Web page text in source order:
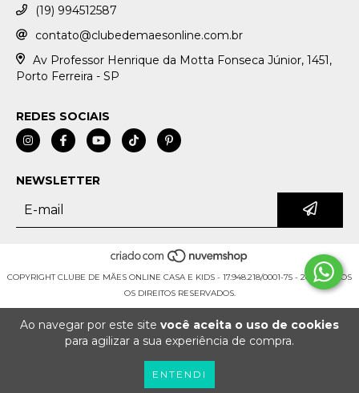
Ao navegar por este site você aceita o uso de cookies
para agilizar a sua experiência de compra.
ENTENDI
(19) 994512587
contato@clubedemaesonline.com.br
Av Professor Henrique da Motta Fonseca Júnior, 1451,
Porto Ferreira - SP
REDES SOCIAIS
NEWSLETTER
COPYRIGHT CLUBE DE MÃES ONLINE CASA E KIDS - 17.948.218/0001-75 - 2026. TODOS
OS DIREITOS RESERVADOS.